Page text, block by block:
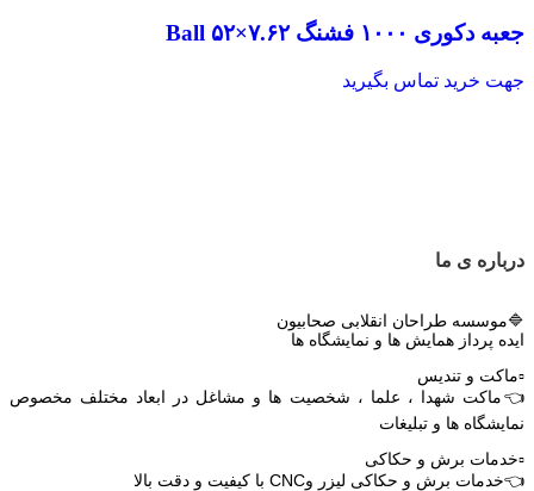
مشاهده سریع
جعبه دکوری ۱۰۰۰ فشنگ ۷.۶۲×۵۲ Ball
جهت خرید تماس بگیرید
درباره ی ما
🔷موسسه طراحان انقلابی صحابیون
ایده پرداز همایش ها و نمایشگاه ها
▫️ماکت و تندیس
👈ماکت شهدا ، علما ، شخصیت ها و مشاغل در ابعاد مختلف مخصوص
نمایشگاه ها و تبلیغات
▫️خدمات برش و حکاکی
👈خدمات برش و حکاکی لیزر وCNC با کیفیت و دقت بالا